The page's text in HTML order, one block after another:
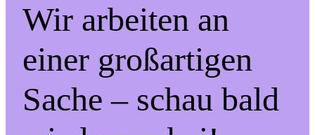
Wir arbeiten an
einer großartigen
Sache – schau bald